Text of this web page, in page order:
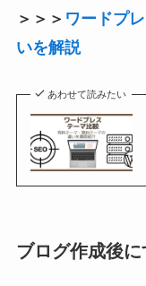
＞＞＞ ワードプ
いを解説
あわせて読みたい
ブログ作成後